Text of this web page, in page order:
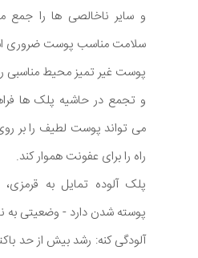
و سایر ناخالصی ها را جمع
سلامت مناسب پوست ضروری
پوست غیر تمیز محیط مناسبی
و تجمع در حاشیه پلک ها
می تواند پوست لطیف را بر
راه را برای عفونت هموار کند.
پلک آلوده تمایل به
پوسته شدن دارد - وضعیتی به
آلودگی کنه: رشد بیش از حد